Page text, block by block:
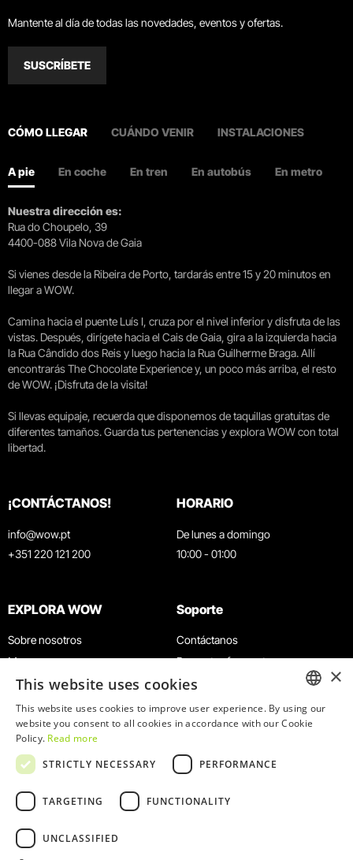
Mantente al día de todas las novedades, eventos y ofertas.
SUSCRÍBETE
CÓMO LLEGAR CUÁNDO VENIR INSTALACIONES
A pie En coche En tren En autobús En metro
Nuestra dirección es:
Rua do Choupelo, 39
4400-088 Vila Nova de Gaia
Si vienes desde la Ribeira de Porto, tardarás entre 15 y 20 minutos en
llegar a WOW.
Camina hacia el puente Luís I, cruza por el nivel inferior y disfruta de las
vistas. Después, dirígete hacia el Cais de Gaia, gira a la izquierda hacia
la Rua Cândido dos Reis y luego hacia la Rua Guilherme Braga. Allí
encontrarás The Chocolate Experience y, un poco más arriba, el resto
de WOW. ¡Disfruta de la visita!
Si llevas equipaje, recuerda que disponemos de taquillas gratuitas de
diferentes tamaños. Guarda tus pertenencias y explora WOW con total
libertad.
¡CONTÁCTANOS!
info@wow.pt
+351 220 121 200
HORARIO
De lunes a domingo
10:00 - 01:00
EXPLORA WOW
Sobre nosotros
Museos
Agenda
Noticias
Restaurantes
Tarjeta WOW
Grupos y eventos
Servicio educativo
Soporte
Contáctanos
Preguntas frecuentes
Términos y condiciones
Política de privacidad y cookies
Trabaja con nosotros
Libro de reclamaciones
ENGLISH
×
This website uses cookies
This website uses cookies to improve user experience. By using our
website you consent to all cookies in accordance with our Cookie
Policy. Read more
STRICTLY NECESSARY
PERFORMANCE
TARGETING FUNCTIONALITY
UNCLASSIFIED